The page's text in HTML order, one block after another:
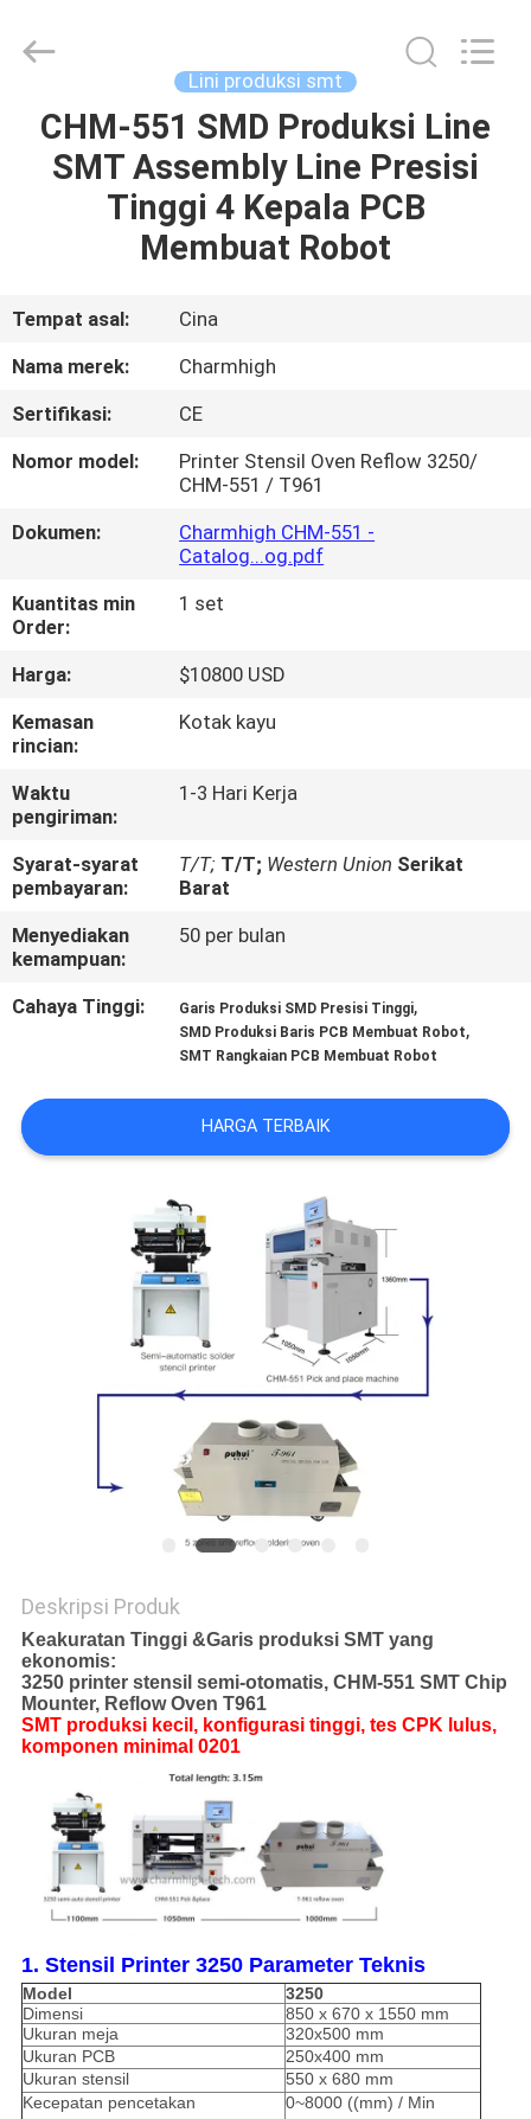
RUMAH
PRODUK
TENTANG
TUR
KONTROL
KUALITAS
KAMI
BERITA
SHOPPING
ON
LINE
SITUS
KEBIJAKAN
TECHNOLOGY
LIMITED.
Reserved.
Lini produksi smt
CHM-551 SMD Produksi Line
SMT Assembly Line Presisi
Tinggi 4 Kepala PCB
Membuat Robot
Tempat asal:
Cina
Nama merek:
Charmhigh
Sertifikasi:
CE
Nomor model:
Printer Stensil Oven Reflow 3250/
CHM-551 / T961
Dokumen:
Charmhigh CHM-551 -
Catalog...og.pdf
Kuantitas min
Order:
1 set
Harga:
$10800 USD
Kemasan
rincian:
Kotak kayu
Waktu
pengiriman:
1-3 Hari Kerja
Syarat-syarat
pembayaran:
T/T; T/T; Western Union Serikat
Barat
Menyediakan
kemampuan:
50 per bulan
Cahaya Tinggi: Garis Produksi SMD Presisi Tinggi,
SMD Produksi Baris PCB Membuat Robot,
SMT Rangkaian PCB Membuat Robot
HARGA TERBAIK
Deskripsi Produk
Keakuratan Tinggi &Garis produksi SMT yang
ekonomis:
3250 printer stensil semi-otomatis, CHM-551 SMT Chip
Mounter, Reflow Oven T961
SMT produksi kecil, konfigurasi tinggi, tes CPK lulus,
komponen minimal 0201
1. Stensil Printer 3250 Parameter Teknis
Model
3250
Dimensi
850 x 670 x 1550 mm
Ukuran meja
320x500 mm
Ukuran PCB
250x400 mm
Ukuran stensil
550 x 680 mm
Kecepatan pencetakan
0~8000 ((mm) / Min